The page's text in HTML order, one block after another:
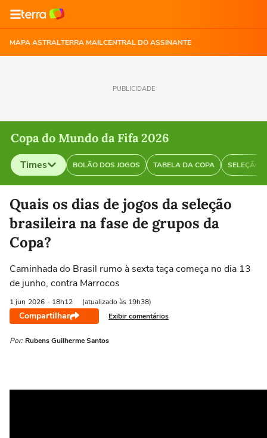
MAPA ASTRALTERRA MAILCENTRAL DO ASSINANTE
PUBLICIDADE
Copa do Mundo da Fifa 2026
Times BOLÃO DOS JOGOS TABELA DA COPA SELEÇÃO
Selecione o time para ver as notícias
Quais os dias de jogos da seleção
brasileira na fase de grupos da
Copa?
Caminhada do Brasil rumo à sexta taça começa no dia 13
de junho, contra Marrocos
1 jun 2026 - 18h12 (atualizado às 19h38)
Compartilhar Exibir comentários
Por: Rubens Guilherme Santos